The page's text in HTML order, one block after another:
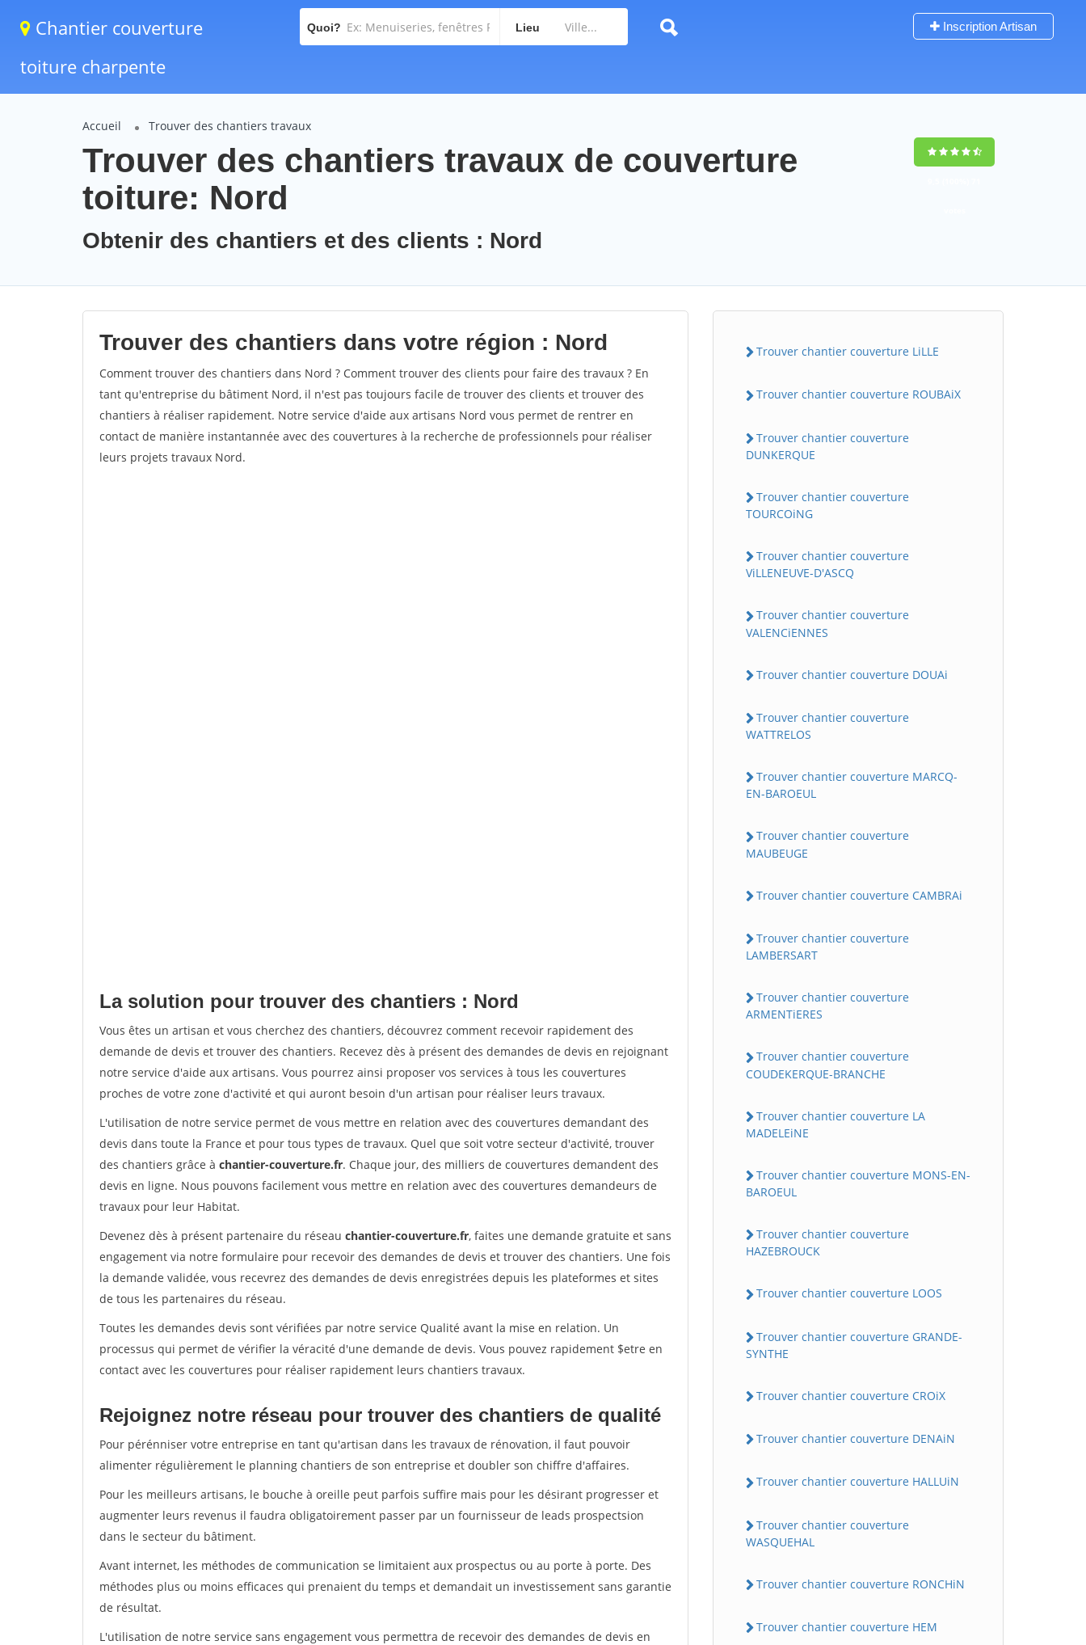
Chantier couverture
toiture charpente
Quoi? Lieu Inscription Artisan
Accueil Trouver des chantiers travaux
Trouver des chantiers travaux de couverture
toiture: Nord
Obtenir des chantiers et des clients : Nord
Trouver des chantiers dans votre région : Nord
Comment trouver des chantiers dans Nord ? Comment trouver des clients pour faire des travaux ? En
tant qu'entreprise du bâtiment Nord, il n'est pas toujours facile de trouver des clients et trouver des
chantiers à réaliser rapidement. Notre service d'aide aux artisans Nord vous permet de rentrer en
contact de manière instantannée avec des couvertures à la recherche de professionnels pour réaliser
leurs projets travaux Nord.
La solution pour trouver des chantiers : Nord
Vous êtes un artisan et vous cherchez des chantiers, découvrez comment recevoir rapidement des
demande de devis et trouver des chantiers. Recevez dès à présent des demandes de devis en rejoignant
notre service d'aide aux artisans. Vous pourrez ainsi proposer vos services à tous les couvertures
proches de votre zone d'activité et qui auront besoin d'un artisan pour réaliser leurs travaux.
L'utilisation de notre service permet de vous mettre en relation avec des couvertures demandant des
devis dans toute la France et pour tous types de travaux. Quel que soit votre secteur d'activité, trouver
des chantiers grâce à chantier-couverture.fr. Chaque jour, des milliers de couvertures demandent des
devis en ligne. Nous pouvons facilement vous mettre en relation avec des couvertures demandeurs de
travaux pour leur Habitat.
Devenez dès à présent partenaire du réseau chantier-couverture.fr, faites une demande gratuite et sans
engagement via notre formulaire pour recevoir des demandes de devis et trouver des chantiers. Une fois
la demande validée, vous recevrez des demandes de devis enregistrées depuis les plateformes et sites
de tous les partenaires du réseau.
Toutes les demandes devis sont vérifiées par notre service Qualité avant la mise en relation. Un
processus qui permet de vérifier la véracité d'une demande de devis. Vous pouvez rapidement $etre en
contact avec les couvertures pour réaliser rapidement leurs chantiers travaux.
Rejoignez notre réseau pour trouver des chantiers de qualité
Pour pérénniser votre entreprise en tant qu'artisan dans les travaux de rénovation, il faut pouvoir
alimenter régulièrement le planning chantiers de son entreprise et doubler son chiffre d'affaires.
Pour les meilleurs artisans, le bouche à oreille peut parfois suffire mais pour les désirant progresser et
augmenter leurs revenus il faudra obligatoirement passer par un fournisseur de leads prospectsion
dans le secteur du bâtiment.
Avant internet, les méthodes de communication se limitaient aux prospectus ou au porte à porte. Des
méthodes plus ou moins efficaces qui prenaient du temps et demandait un investissement sans garantie
de résultat.
L'utilisation de notre service sans engagement vous permettra de recevoir des demandes de devis en
Trouver chantier couverture LiLLE
Trouver chantier couverture ROUBAiX
Trouver chantier couverture
DUNKERQUE
Trouver chantier couverture
TOURCOiNG
Trouver chantier couverture
ViLLENEUVE-D'ASCQ
Trouver chantier couverture
VALENCiENNES
Trouver chantier couverture DOUAi
Trouver chantier couverture
WATTRELOS
Trouver chantier couverture MARCQ-
EN-BAROEUL
Trouver chantier couverture
MAUBEUGE
Trouver chantier couverture CAMBRAi
Trouver chantier couverture
LAMBERSART
Trouver chantier couverture
ARMENTiERES
Trouver chantier couverture
COUDEKERQUE-BRANCHE
Trouver chantier couverture LA
MADELEiNE
Trouver chantier couverture MONS-EN-
BAROEUL
Trouver chantier couverture
HAZEBROUCK
Trouver chantier couverture LOOS
Trouver chantier couverture GRANDE-
SYNTHE
Trouver chantier couverture CROiX
Trouver chantier couverture DENAiN
Trouver chantier couverture HALLUiN
Trouver chantier couverture
WASQUEHAL
Trouver chantier couverture RONCHiN
Trouver chantier couverture HEM